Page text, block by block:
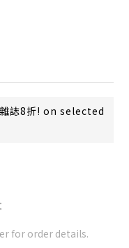
誌8折! on selected
for order details.